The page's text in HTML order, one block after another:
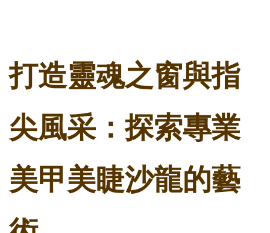
打造靈魂之窗與指
尖風采：探索專業
美甲美睫沙龍的藝